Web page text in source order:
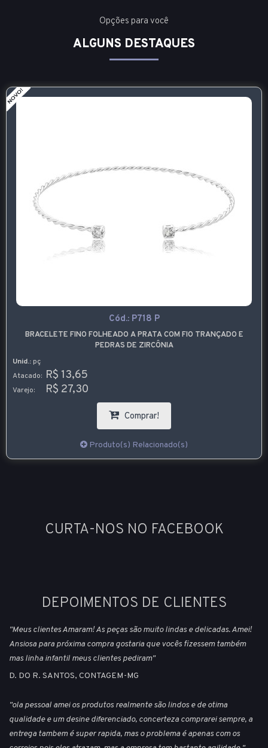
Opções para você
ALGUNS DESTAQUES
Cód.: P718 P
BRACELETE FINO FOLHEADO A PRATA COM FIO TRANÇADO E
PEDRAS DE ZIRCÔNIA
Unid.: pç
Atacado: R$ 13,65
Varejo: R$ 27,30
Comprar!
Produto(s) Relacionado(s)
CURTA-NOS NO FACEBOOK
DEPOIMENTOS DE CLIENTES
"Meus clientes Amaram! As peças são muito lindas e delicadas. Amei!
Ansiosa para próxima compra gostaria que vocês fizessem também
mas linha infantil meus clientes pediram"
D. DO R. SANTOS, CONTAGEM-MG
"ola pessoal amei os produtos realmente são lindos e de otima
qualidade e um desine diferenciado, concerteza comprarei sempre, a
entrega tambem é super rapida, mas o problema é apenas com os